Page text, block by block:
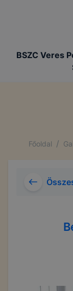
BSZC Veres
Főoldal /